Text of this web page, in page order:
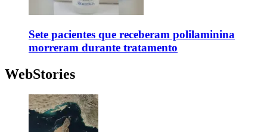
Sete pacientes que receberam polilaminina
morreram durante tratamento
WebStories